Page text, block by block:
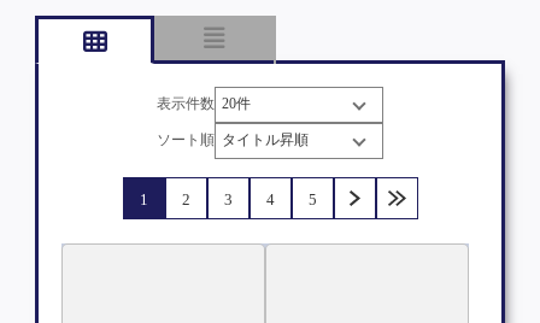
表示件数
ソート順
1 2 3 4 5